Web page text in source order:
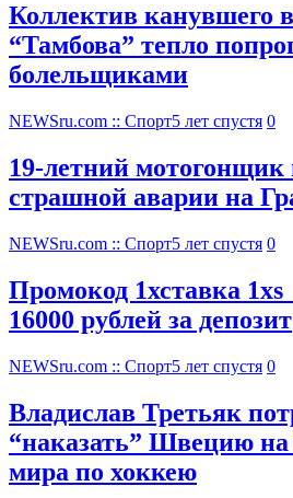
Коллектив канувшего
“Тамбова” тепло
болельщиками
NEWSru.com :: Спорт5 лет спустя 0
19-летний мотогонщик
страшной аварии на
NEWSru.com :: Спорт5 лет спустя 0
Промокод 1хставка
16000 рублей за депозит
NEWSru.com :: Спорт5 лет спустя 0
Владислав Третьяк
“наказать” Швецию на
мира по хоккею